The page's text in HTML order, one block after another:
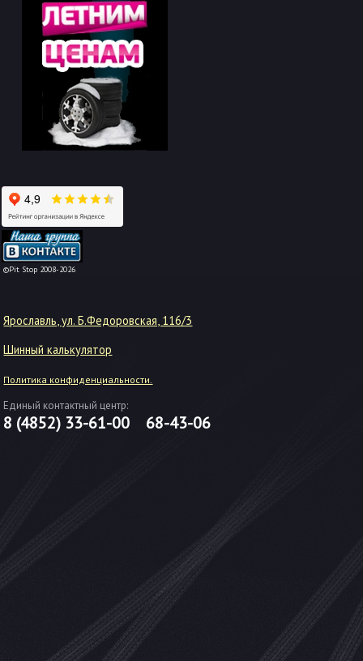
©Pit Stop 2008-2026
-->
Ярославль, ул. Б.Федоровская, 116/3
Шинный калькулятор
Политика конфиденциальности.
Единый контактный центр:
8 (4852) 33-61-00 68-43-06